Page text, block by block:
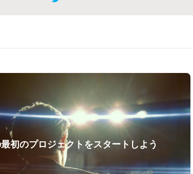
初のプロジェクトをスタートしよう